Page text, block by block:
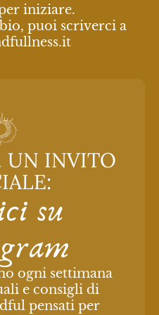
iniziare.
puoi scriverci a
UN INVITO
su
ogni settimana
e consigli di
pensati per